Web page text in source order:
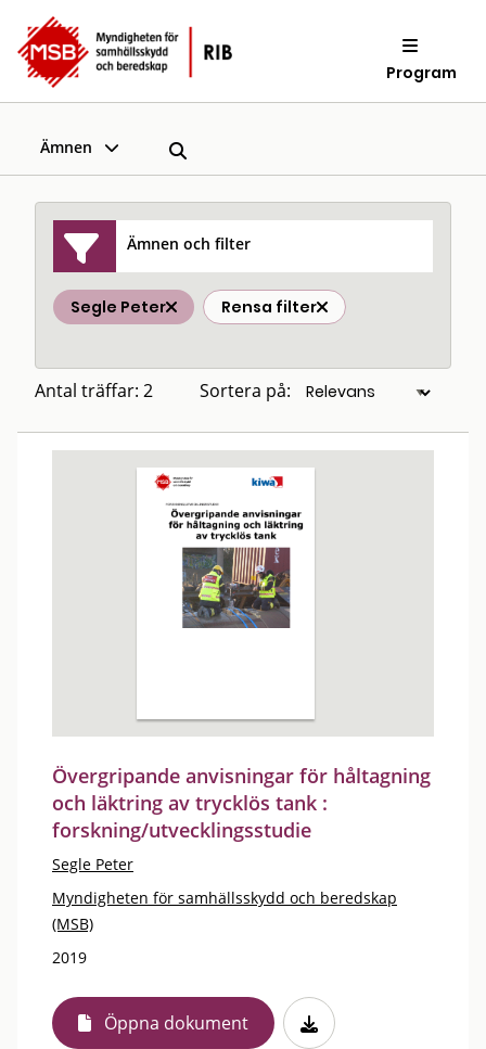
Program
Ämnen
Ämnen och filter
Segle Peter Rensa filter
Antal träffar: 2 Sortera på:
Övergripande anvisningar för håltagning
och läktring av trycklös tank :
forskning/utvecklingsstudie
Segle Peter
Myndigheten för samhällsskydd och beredskap
(MSB)
2019
Öppna dokument